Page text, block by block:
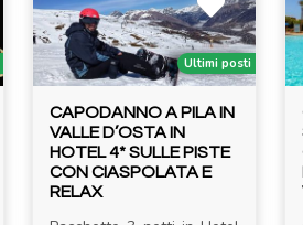
Ultimi posti
CAPODANNO A PILA IN
VALLE D’OSTA IN
HOTEL 4* SULLE PISTE
CON CIASPOLATA E
RELAX